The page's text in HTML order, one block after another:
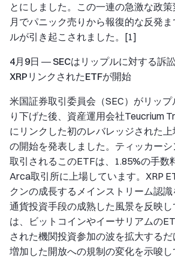
とにしました。この一連の急激な政
月でパニック売りから報復的な反発
ルが引き起こされました。[1]
4月9日 ― SECはリップルに対する訴
XRPリンクされたETFが開始
米国証券取引委員会（SEC）がリッ
り下げた後、資産運用会社Teucrium
にリンクした初のレバレッジされた上
の開始を発表しました。ティッカー
取引されるこのETFは、1.85%の手数
Arca取引所に上場しています。XRP
クンの成長するメインストリーム認
通貨投資手段の成熟した風景を反映
は、ビットコインやイーサリアムの
された機関投資参加の波を拡大する
増加した開放への規制の変化を示唆